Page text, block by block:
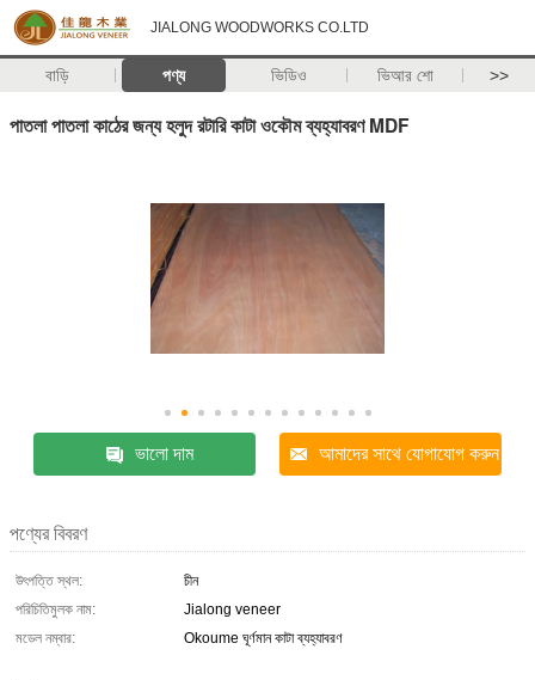
JIALONG WOODWORKS CO.LTD
বাড়ি পণ্য ভিডিও ভিআর শো >>
পাতলা পাতলা কাঠের জন্য হলুদ রটারি কাটা ওকৌম ব্যহ্যাবরণ MDF
ভালো দাম আমাদের সাথে যোগাযোগ করুন
পণ্যের বিবরণ
উৎপত্তি স্থল:
চীন
পরিচিতিমুলক নাম:
Jialong veneer
মডেল নম্বার:
Okoume ঘূর্ণমান কাটা ব্যহ্যাবরণ